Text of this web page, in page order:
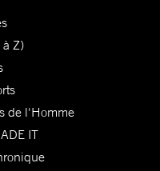
à Z)
de l'Homme
IT